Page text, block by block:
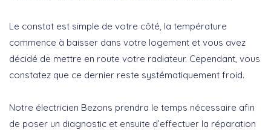
Le constat est simple de votre côté, la température
commence à baisser dans votre logement et vous avez
décidé de mettre en route votre radiateur. Cependant, vous
constatez que ce dernier reste systématiquement froid.
Notre électricien Bezons prendra le temps nécessaire afin
de poser un diagnostic et ensuite d’effectuer la réparation